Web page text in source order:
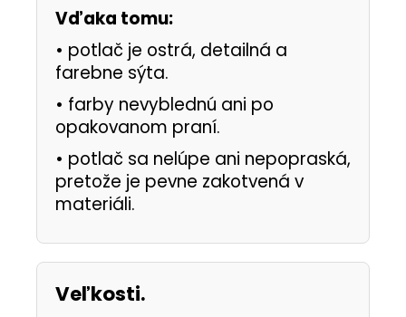
Vďaka tomu:
• potlač je ostrá, detailná a
farebne sýta.
• farby nevyblednú ani po
opakovanom praní.
• potlač sa nelúpe ani nepopraská,
pretože je pevne zakotvená v
materiáli.
Veľkosti.